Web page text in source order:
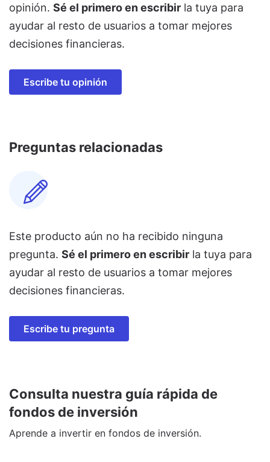
opinión. Sé el primero en escribir la tuya para
ayudar al resto de usuarios a tomar mejores
decisiones financieras.
Escribe tu opinión
Preguntas relacionadas
Este producto aún no ha recibido ninguna
pregunta. Sé el primero en escribir la tuya para
ayudar al resto de usuarios a tomar mejores
decisiones financieras.
Escribe tu pregunta
Consulta nuestra guía rápida de
fondos de inversión
Aprende a invertir en fondos de inversión.